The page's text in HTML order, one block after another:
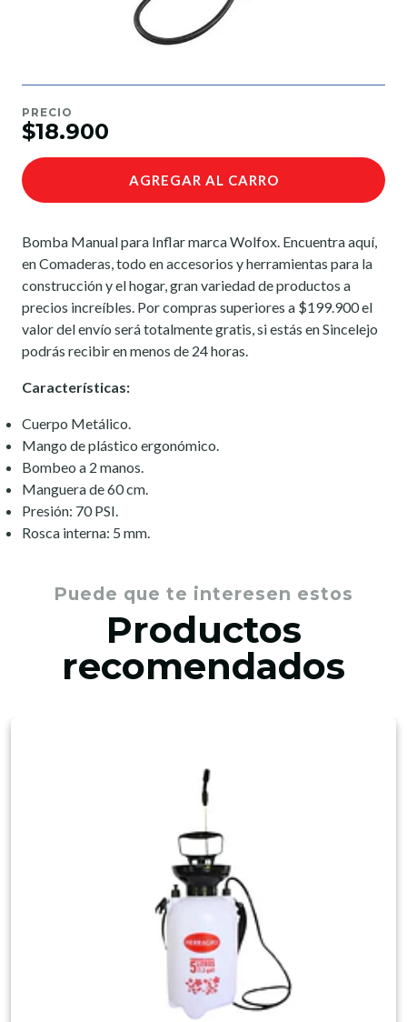
PRECIO
$18.900
AGREGAR AL CARRO
Bomba Manual para Inflar marca Wolfox. Encuentra aquí,
en Comaderas, todo en accesorios y herramientas para la
construcción y el hogar, gran variedad de productos a
precios increíbles. Por compras superiores a $199.900 el
valor del envío será totalmente gratis, si estás en Sincelejo
podrás recibir en menos de 24 horas.
Características:
Cuerpo Metálico.
Mango de plástico ergonómico.
Bombeo a 2 manos.
Manguera de 60 cm.
Presión: 70 PSI.
Rosca interna: 5 mm.
Puede que te interesen estos
Productos
recomendados